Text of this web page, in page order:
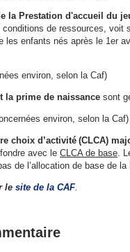
la Prestation d'accueil du
de ressources,
les enfants nés après le 1er
environ, selon la Caf)
la prime de naissance sont
environ, selon la Caf)
choix d’activité (CLCA)
avec le CLCA de base.
de l’allocation de base de la
le site de la CAF.